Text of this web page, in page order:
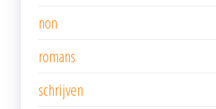
non
romans
schrijven